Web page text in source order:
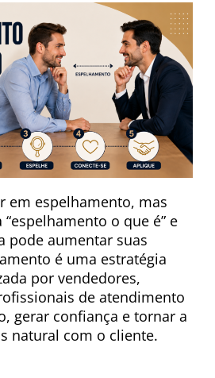
em espelhamento, mas
o que é” e
pode aumentar suas
é uma estratégia
por vendedores,
de atendimento
gerar confiança e tornar a
natural com o cliente.